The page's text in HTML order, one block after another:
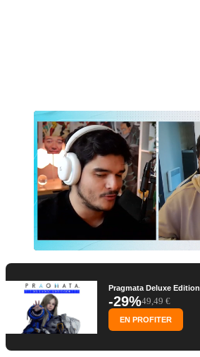
Pragmata Deluxe Edition
-29%49,49 €
EN PROFITER